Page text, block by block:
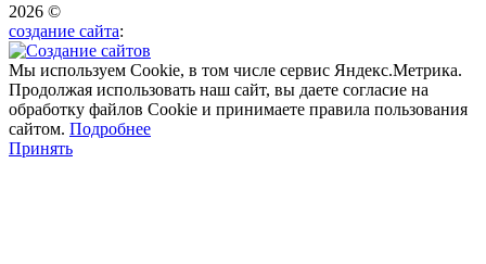
2026 ©
создание сайта:
Мы используем Cookie, в том числе сервис Яндекс.Метрика.
Продолжая использовать наш сайт, вы даете согласие на
обработку файлов Cookie и принимаете правила пользования
сайтом. Подробнее
Принять